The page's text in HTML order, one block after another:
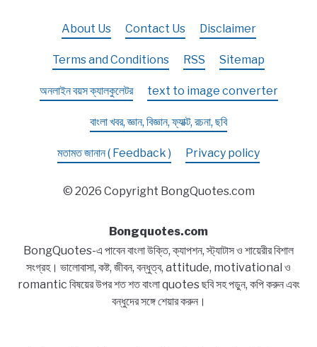
About Us Contact Us Disclaimer
Terms and Conditions RSS Sitemap
অনলাইন বয়স ক্যালকুলেটর text to image converter
বাংলা খবর, জ্ঞান, বিজ্ঞান, ফ্যাক্ট, রচনা, ছবি
মতামত জানান ( Feedback ) Privacy policy
© 2026 Copyright BongQuotes.com
Bongquotes.com
BongQuotes-এ পাবেন বাংলা উক্তি, ক্যাপশন, স্ট্যাটাস ও শায়েরীর বিশাল
সংগ্রহ। ভালোবাসা, কষ্ট, জীবন, বন্ধুত্ব, attitude, motivational ও
romantic বিষয়ের উপর শত শত বাংলা quotes ছবি সহ পড়ুন, কপি করুন এবং
বন্ধুদের সঙ্গে শেয়ার করুন।